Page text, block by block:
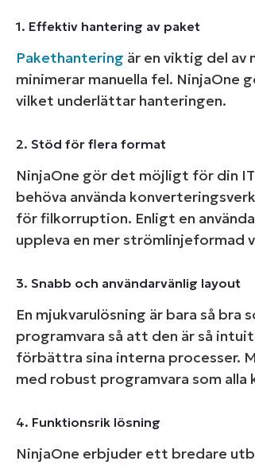
1. Effektiv hantering av paket
Pakethantering är en viktig del av
minimerar manuella fel.
vilket underlättar hanteringen.
2. Stöd för flera format
NinjaOne gör det möjligt för din
behöva använda
för filkorruption. Enligt en
uppleva en mer strömlinjeformad
3. Snabb och användarvänlig layout
En mjukvarulösning är bara så
programvara så att den är så
förbättra sina interna processer.
med robust programvara som alla
4. Funktionsrik lösning
NinjaOne erbjuder ett bredare